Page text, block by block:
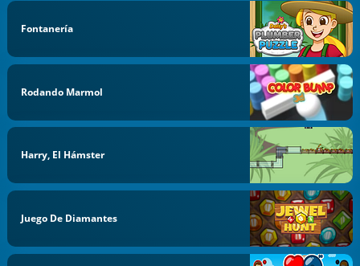
Fontanería
Rodando Marmol
Harry, El Hámster
Juego De Diamantes